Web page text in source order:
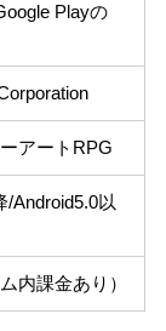
Playの
アートRPG
/Android5.0以
内課金あり）